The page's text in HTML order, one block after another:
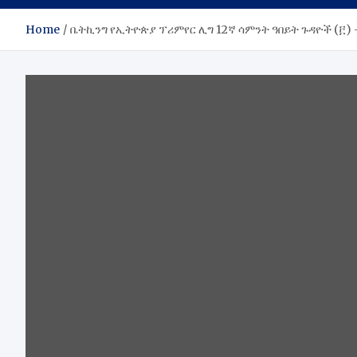
Home ቤትኪንግ የኢትዮጵያ ፕሪምየር ሊግ 12ኛ ሳምንት ዓበይት ጉዳዮች